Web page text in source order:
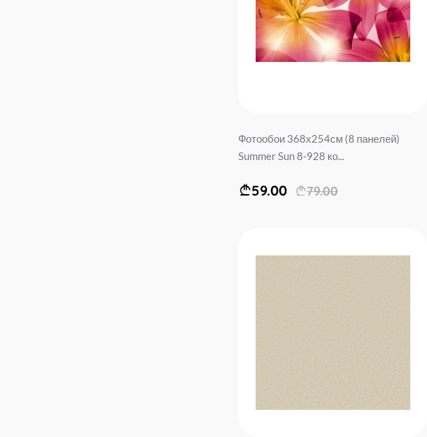
Фотообои 368х254см (8 панелей)
Summer Sun 8-928 ко...
59.00 79.00